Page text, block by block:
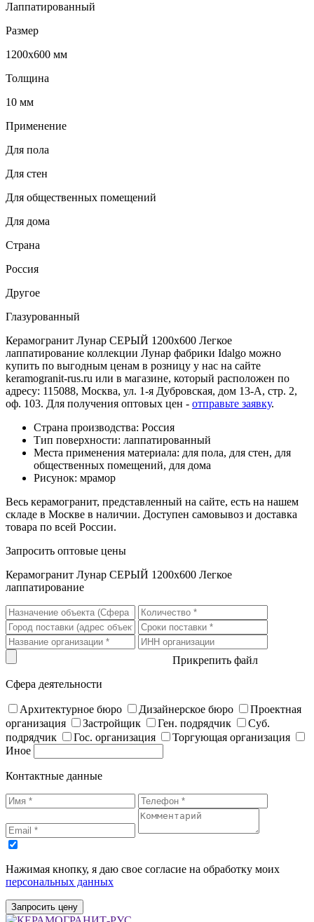
Лаппатированный
Размер
1200х600 мм
Толщина
10 мм
Применение
Для пола
Для стен
Для общественных помещений
Для дома
Страна
Россия
Другое
Глазурованный
Керамогранит Лунар СЕРЫЙ 1200x600 Легкое
лаппатирование коллекции Лунар фабрики Idalgo можно
купить по выгодным ценам в розницу у нас на сайте
keramogranit-rus.ru или в магазине, который расположен по
адресу: 115088, Москва, ул. 1-я Дубровская, дом 13-А, стр. 2,
оф. 103. Для получения оптовых цен - отправьте заявку.
Страна производства: Россия
Тип поверхности: лаппатированный
Места применения материала: для пола, для стен, для
общественных помещений, для дома
Рисунок: мрамор
Весь керамогранит, представленный на сайте, есть на нашем
складе в Москве в наличии. Доступен самовывоз и доставка
товара по всей России.
Запросить оптовые цены
Керамогранит Лунар СЕРЫЙ 1200x600 Легкое
лаппатирование
Прикрепить файл
Сфера деятельности
Архитектурное бюро Дизайнерское бюро
Проектная
организация
Застройщик Ген. подрядчик
Суб.
подрядчик
Гос. организация
Торгующая организация
Иное
Контактные данные
Нажимая кнопку, я даю свое согласие на обработку моих
персональных данных
Запросить цену